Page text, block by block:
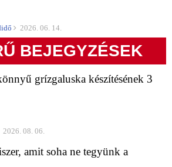
2026. 06. 14.
BEJEGYZÉSEK
grízgaluska készítésének 3
2026. 08. 06.
amit soha ne tegyünk a